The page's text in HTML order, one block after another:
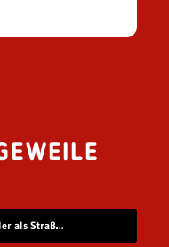
Mann läuft Linienstrecke schneller als Straßenbahn